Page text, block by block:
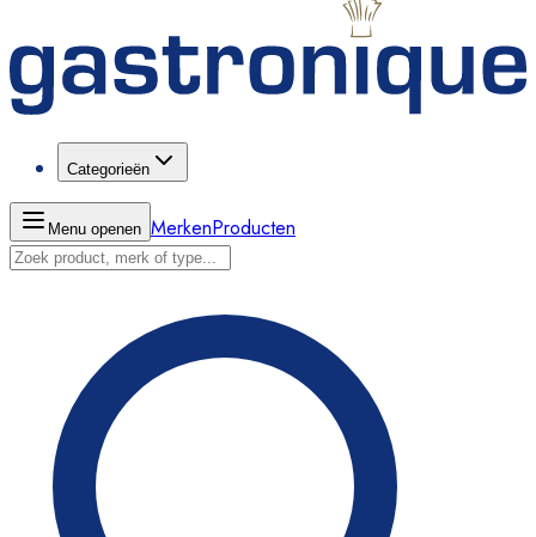
Categorieën
Menu openen MerkenProducten